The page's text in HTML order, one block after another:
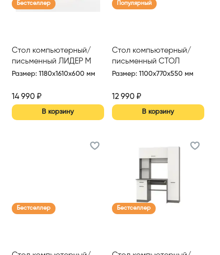
Бестселлер
Стол компьютерный/
письменный ЛИДЕР М
Размер: 1180x1610x600 мм
14 990 ₽
В корзину
Популярный
Стол компьютерный/
письменный СТОЛ
ПИСЬМЕННЫЙ
(1100*550*770ММ)
Размер: 1100x770x550 мм
12 990₽
В корзину
Бестселлер Бестселлер